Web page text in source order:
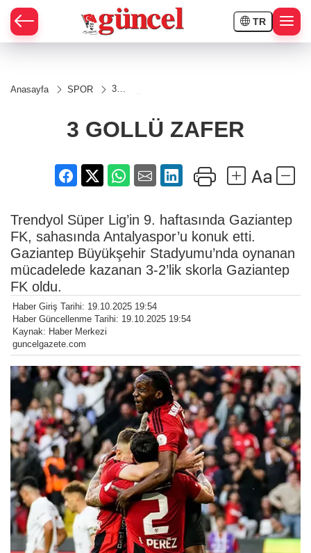
TR
Anasayfa SPOR
3
3 GOLLÜ ZAFER
Trendyol Süper Lig’in 9. haftasında Gaziantep
FK, sahasında Antalyaspor’u konuk etti.
Gaziantep Büyükşehir Stadyumu’nda oynanan
mücadelede kazanan 3-2’lik skorla Gaziantep
FK oldu.
Haber Giriş Tarihi: 19.10.2025 19:54
Haber Güncellenme Tarihi: 19.10.2025 19:54
Kaynak: Haber Merkezi
guncelgazete.com